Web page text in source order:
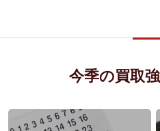
今季の買取